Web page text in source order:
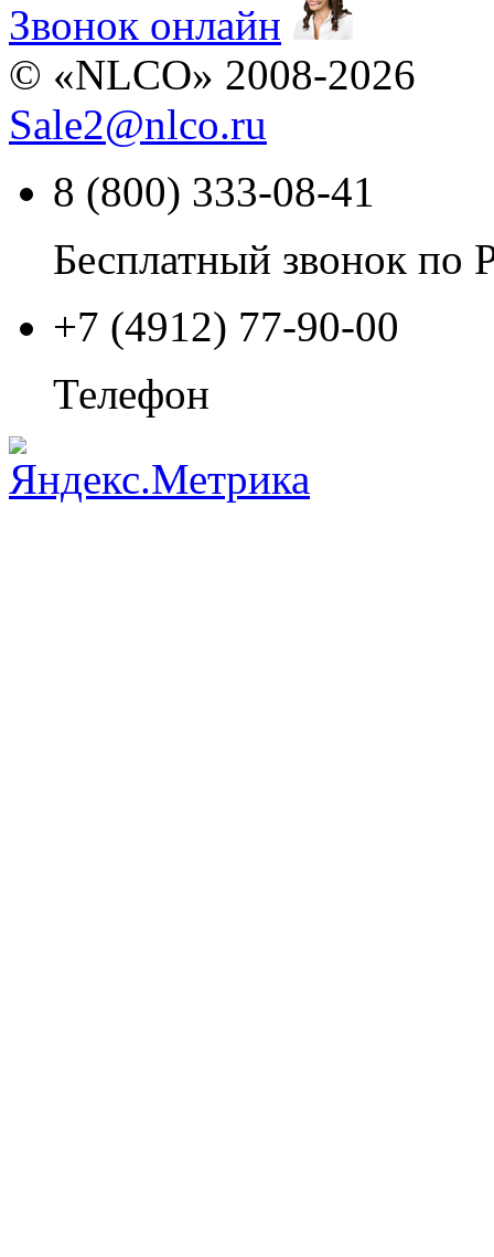
Звонок онлайн
© «NLCO» 2008-2026
Sale2@nlco.ru
8 (800) 333-08-41
Бесплатный звонок по
+7 (4912) 77-90-00
Телефон